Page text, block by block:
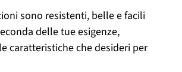
sono resistenti, belle e facili
delle tue esigenze,
caratteristiche che desideri per